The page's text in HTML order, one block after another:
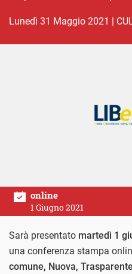
lunedì 31 Maggio 2021 |
online
1 Giugno 2021
Sarà presentato martedì 1
una conferenza stampa
comune, Nuova,